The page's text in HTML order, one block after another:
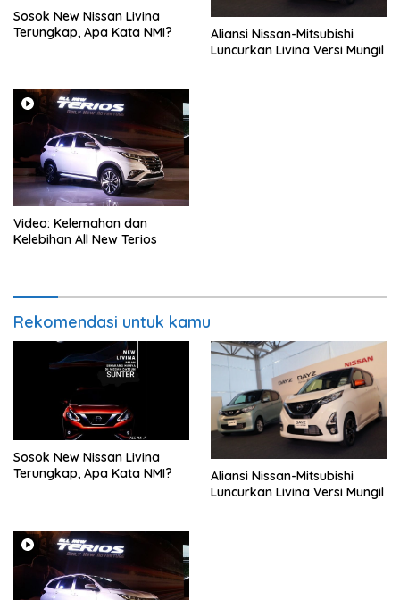
Sosok New Nissan Livina
Terungkap, Apa Kata NMI?
Aliansi Nissan-Mitsubishi
Luncurkan Livina Versi Mungil
Video: Kelemahan dan
Kelebihan All New Terios
Rekomendasi untuk kamu
Sosok New Nissan Livina
Terungkap, Apa Kata NMI?
Aliansi Nissan-Mitsubishi
Luncurkan Livina Versi Mungil